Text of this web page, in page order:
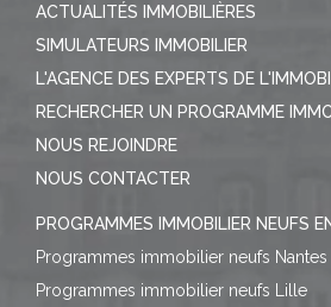
ACTUALITÉS IMMOBILIÈRES
SIMULATEURS IMMOBILIER
L'AGENCE DES EXPERTS DE
RECHERCHER UN PROGRAMME
NOUS REJOINDRE
NOUS CONTACTER
PROGRAMMES IMMOBILIER NEUFS
Programmes immobilier neufs Nantes
Programmes immobilier neufs Lille